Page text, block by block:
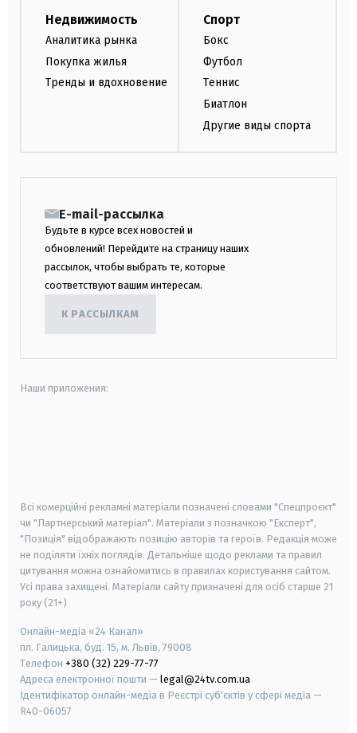
Недвижимость
Аналитика рынка
Покупка жилья
Тренды и вдохновение
Спорт
Бокс
Футбол
Теннис
Биатлон
Другие виды спорта
E-mail-рассылка
Будьте в курсе всех новостей и
обновлений! Перейдите на страницу наших
рассылок, чтобы выбрать те, которые
соответствуют вашим интересам.
К РАССЫЛКАМ
Наши приложения:
Всі комерційні рекламні матеріали позначені словами "Спецпроєкт"
чи "Партнерський матеріал". Матеріали з позначкою "Експерт",
"Позиція" відображають позицію авторів та героїв. Редакція може
не поділяти їхніх поглядів. Детальніше щодо реклами та правил
цитування можна ознайомитись в правилах користування сайтом.
Усі права захищені. Матеріали сайту призначені для осіб старше 21
року (21+)
Онлайн-медіа «24 Канал»
пл. Галицька, буд. 15, м. Львів, 79008
Телефон +380 (32) 229-77-77
Адреса електронної пошти — legal@24tv.com.ua
Ідентифікатор онлайн-медіа в Реєстрі суб'єктів у сфері медіа —
R40-06057